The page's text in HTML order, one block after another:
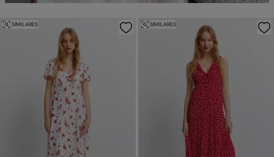
SIMILARES SIMILARES